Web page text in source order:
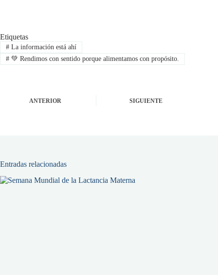
Etiquetas
#La información está ahí
#💚 Rendimos con sentido porque alimentamos con propósito.
ANTERIOR SIGUIENTE
Entradas relacionadas